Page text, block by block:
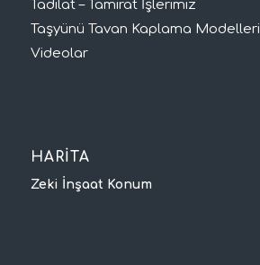
Tadilat – Tamirat İşlerimiz
Taşyünü Tavan Kaplama Modelleri
Videolar
HARİTA
Zeki İnşaat Konum